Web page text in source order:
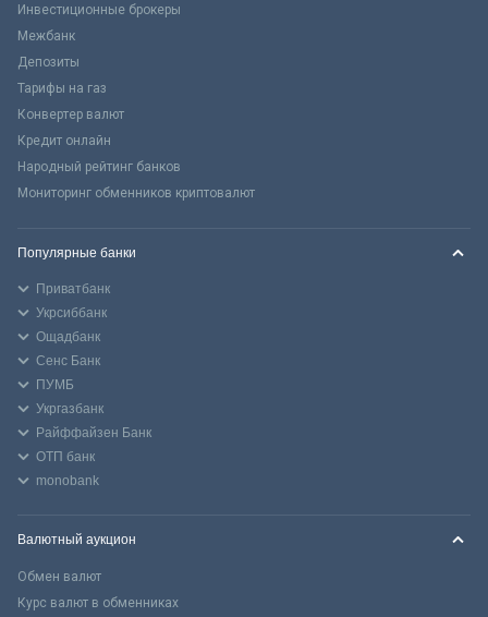
Инвестиционные брокеры
Межбанк
Депозиты
Тарифы на газ
Конвертер валют
Кредит онлайн
Народный рейтинг банков
Мониторинг обменников криптовалют
Популярные банки
Приватбанк
Укрсиббанк
Ощадбанк
Сенс Банк
ПУМБ
Укргазбанк
Райффайзен Банк
ОТП банк
monobank
Валютный аукцион
Обмен валют
Курс валют в обменниках